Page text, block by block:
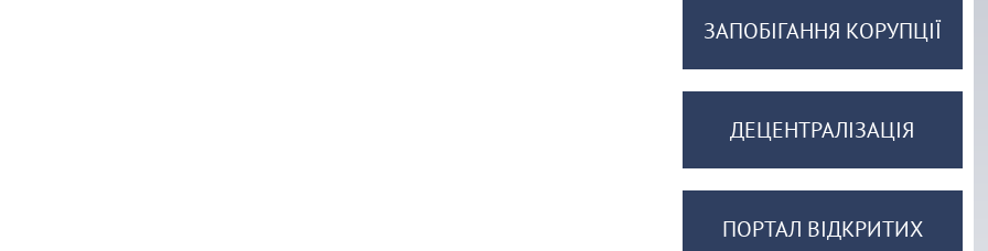
ЗАПОБІГАННЯ КОРУПЦІЇ
ДЕЦЕНТРАЛІЗАЦІЯ
ПОРТАЛ ВІДКРИТИХ